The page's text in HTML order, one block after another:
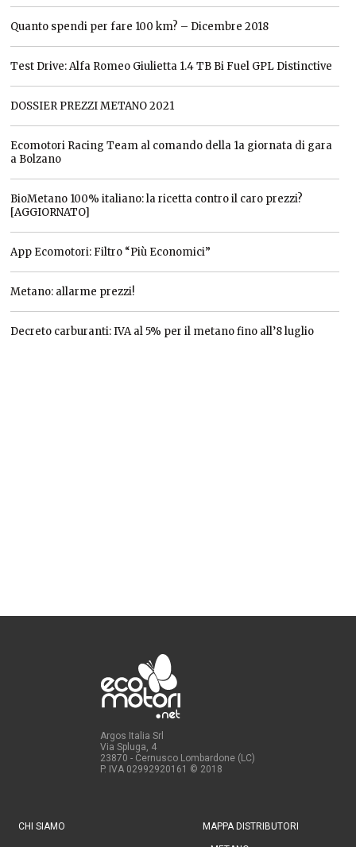
Quanto spendi per fare 100 km? – Dicembre 2018
Test Drive: Alfa Romeo Giulietta 1.4 TB Bi Fuel GPL Distinctive
DOSSIER PREZZI METANO 2021
Ecomotori Racing Team al comando della 1a giornata di gara
a Bolzano
BioMetano 100% italiano: la ricetta contro il caro prezzi?
[AGGIORNATO]
App Ecomotori: Filtro “Più Economici”
Metano: allarme prezzi!
Decreto carburanti: IVA al 5% per il metano fino all’8 luglio
Argos Italia Srl
Via Spluga, 4
23870 - Cernusco Lombardone (LC)
P. IVA 02992920161 © 2018
CHI SIAMO MAPPA DISTRIBUTORI